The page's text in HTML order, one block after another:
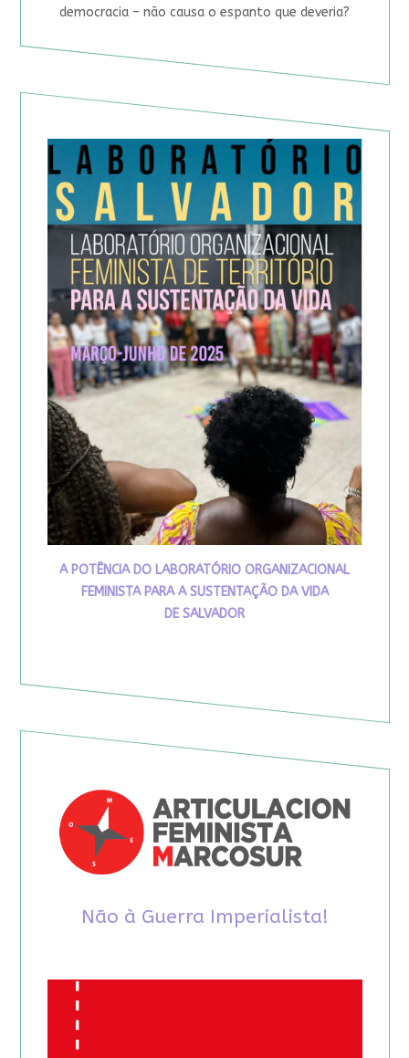
democracia – não causa o espanto que deveria?
A POTÊNCIA DO LABORATÓRIO ORGANIZACIONAL
FEMINISTA PARA A SUSTENTAÇÃO DA VIDA
DE SALVADOR
Não à Guerra Imperialista!